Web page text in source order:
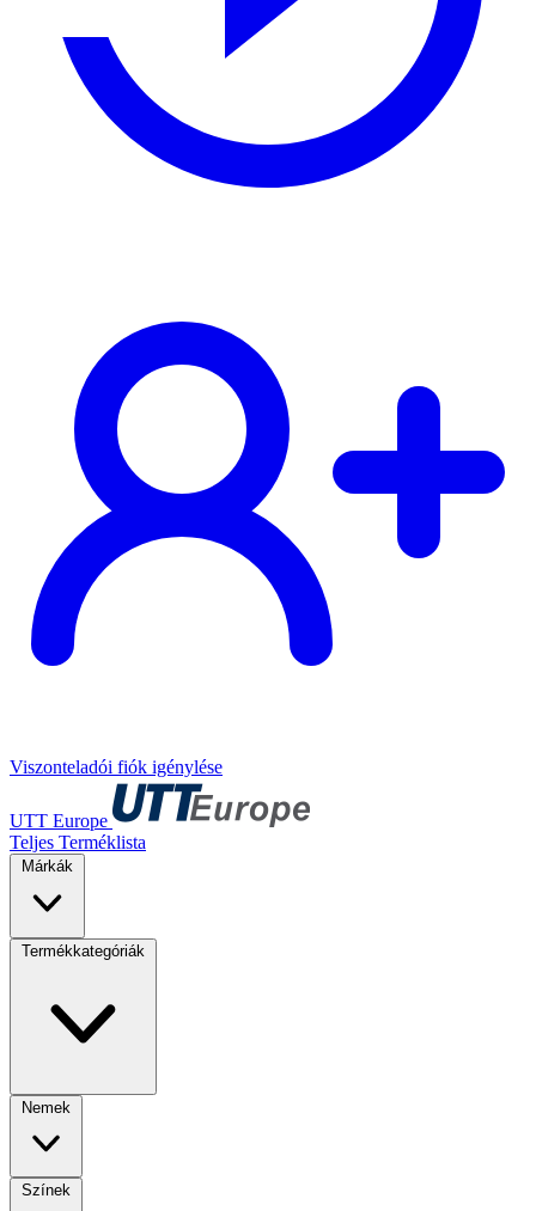
Viszonteladói fiók igénylése
UTT Europe
Teljes Terméklista
Márkák
Termékkategóriák
Nemek
Színek